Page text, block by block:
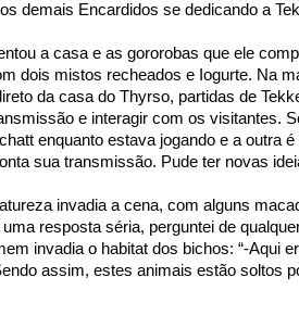
demais Encardidos se dedicando a
a casa e as gororobas que ele
dois mistos recheados e Iogurte. Na
da casa do Thyrso, partidas de
e interagir com os visitantes.
enquanto estava jogando e a outra
sua transmissão. Pude ter novas
invadia a cena, com alguns
resposta séria, perguntei de
invadia o habitat dos bichos: “-Aqui
assim, estes animais estão soltos